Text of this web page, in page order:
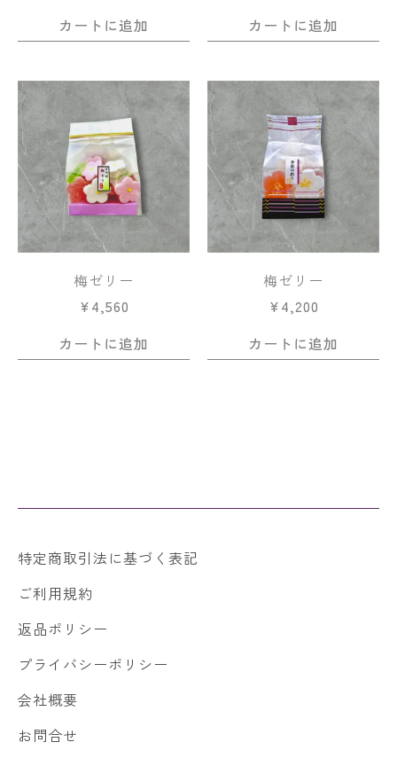
カートに追加
カートに追加
梅ゼリー
¥4,560
カートに追加
梅ゼリー
¥4,200
カートに追加
特定商取引法に基づく表記
ご利用規約
返品ポリシー
プライバシーポリシー
会社概要
お問合せ